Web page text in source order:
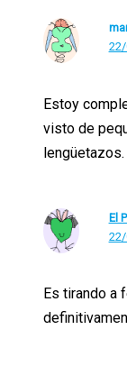
22/
Estoy
visto de
lengüetazos.
El
Es tirando a